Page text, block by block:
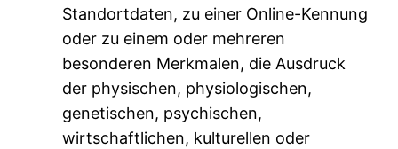
Standortdaten, zu einer Online-Kennung
oder zu einem oder mehreren
besonderen Merkmalen, die Ausdruck
der physischen, physiologischen,
genetischen, psychischen,
wirtschaftlichen, kulturellen oder